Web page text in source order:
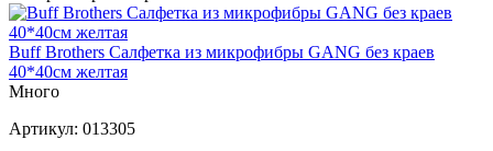
Buff Brothers Салфетка из микрофибры GANG без краев
40*40см желтая
Много
Артикул: 013305